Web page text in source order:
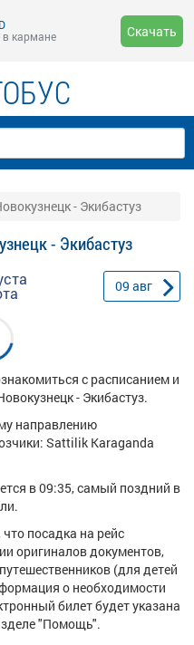
в кармане
Скачать
- Экибастуз
- Экибастуз
09 авг
с расписанием и
- Экибастуз.
направлению
Sattilik Karaganda
в 09:35, самый поздний в
посадка на рейс
оригиналов документов,
(для детей
о необходимости
билет будет указана
"Помощь".